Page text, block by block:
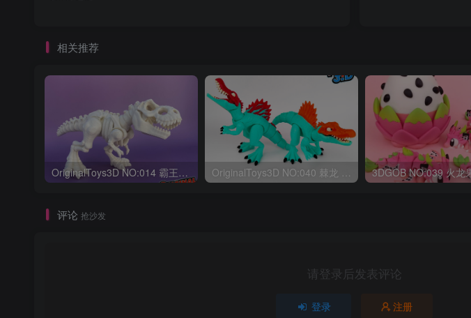
相关推荐
OriginalToys3D NO:014 霸王龙骨架 OriginalToys3D NO:040 棘龙 Spinosaurus Remastered
评论 抢沙发
请登录后发表评论
登录 注册